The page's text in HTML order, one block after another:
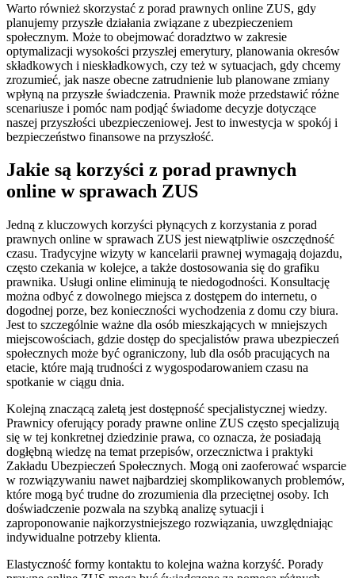
Warto również skorzystać z porad prawnych online ZUS, gdy
planujemy przyszłe działania związane z ubezpieczeniem
społecznym. Może to obejmować doradztwo w zakresie
optymalizacji wysokości przyszłej emerytury, planowania okresów
składkowych i nieskładkowych, czy też w sytuacjach, gdy chcemy
zrozumieć, jak nasze obecne zatrudnienie lub planowane zmiany
wpłyną na przyszłe świadczenia. Prawnik może przedstawić różne
scenariusze i pomóc nam podjąć świadome decyzje dotyczące
naszej przyszłości ubezpieczeniowej. Jest to inwestycja w spokój i
bezpieczeństwo finansowe na przyszłość.
Jakie są korzyści z porad prawnych
online w sprawach ZUS
Jedną z kluczowych korzyści płynących z korzystania z porad
prawnych online w sprawach ZUS jest niewątpliwie oszczędność
czasu. Tradycyjne wizyty w kancelarii prawnej wymagają dojazdu,
często czekania w kolejce, a także dostosowania się do grafiku
prawnika. Usługi online eliminują te niedogodności. Konsultację
można odbyć z dowolnego miejsca z dostępem do internetu, o
dogodnej porze, bez konieczności wychodzenia z domu czy biura.
Jest to szczególnie ważne dla osób mieszkających w mniejszych
miejscowościach, gdzie dostęp do specjalistów prawa ubezpieczeń
społecznych może być ograniczony, lub dla osób pracujących na
etacie, które mają trudności z wygospodarowaniem czasu na
spotkanie w ciągu dnia.
Kolejną znaczącą zaletą jest dostępność specjalistycznej wiedzy.
Prawnicy oferujący porady prawne online ZUS często specjalizują
się w tej konkretnej dziedzinie prawa, co oznacza, że posiadają
dogłębną wiedzę na temat przepisów, orzecznictwa i praktyki
Zakładu Ubezpieczeń Społecznych. Mogą oni zaoferować wsparcie
w rozwiązywaniu nawet najbardziej skomplikowanych problemów,
które mogą być trudne do zrozumienia dla przeciętnej osoby. Ich
doświadczenie pozwala na szybką analizę sytuacji i
zaproponowanie najkorzystniejszego rozwiązania, uwzględniając
indywidualne potrzeby klienta.
Elastyczność formy kontaktu to kolejna ważna korzyść. Porady